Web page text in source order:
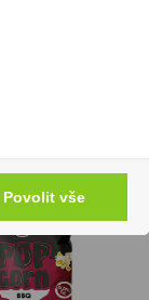
Povolit vše